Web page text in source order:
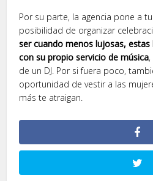
Por su parte, la agencia pone a
posibilidad de organizar
ser cuando menos lujosas,
con su propio servicio de música
de un DJ. Por si fuera poco,
oportunidad de vestir a las
más te atraigan.